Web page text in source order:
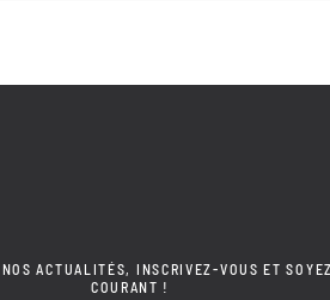
ACTUALITÉS, INSCRIVEZ-VOUS ET
COURANT !